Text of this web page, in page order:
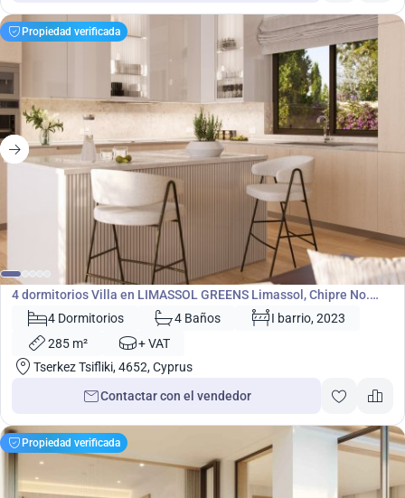
Propiedad verificada
1 660 000
Villa
4 dormitorios Villa en LIMASSOL GREENS Limassol, Chipre No.
195014 Dormitorios 4 Baños
I barrio, 2023
285 m²
+ VAT
Tserkez Tsifliki, 4652, Cyprus
Contactar con el vendedor
Propiedad verificada